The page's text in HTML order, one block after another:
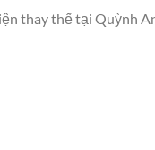
thay thế tại Quỳnh